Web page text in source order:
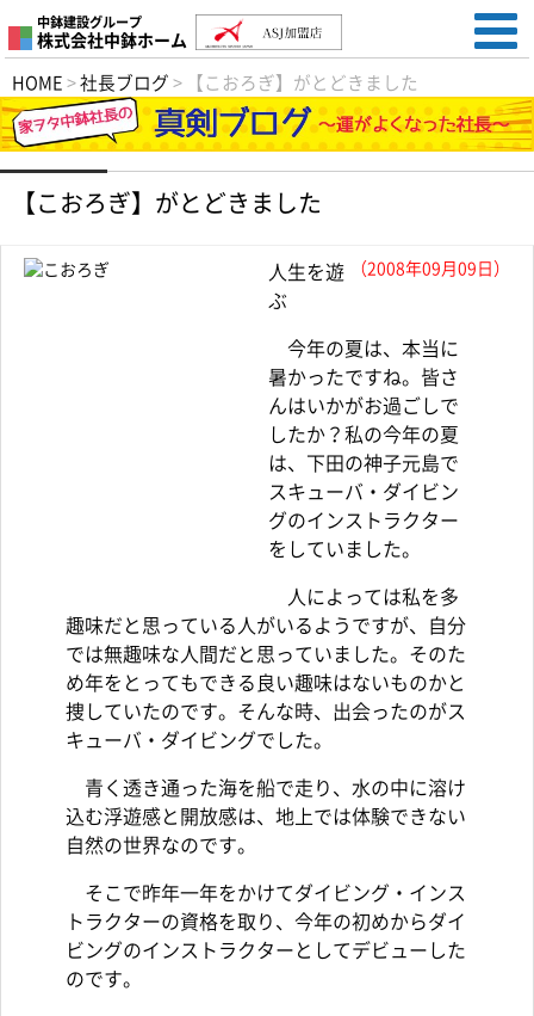
中鉢建設グループ
株式会社中鉢ホーム
HOME > 社長ブログ > 【こおろぎ】がとどきました
【こおろぎ】がとどきました
（2008年09月09日）
人生を遊
ぶ
今年の夏は、本当に
暑かったですね。皆さ
んはいかがお過ごしで
したか？私の今年の夏
は、下田の神子元島で
スキューバ・ダイビン
グのインストラクター
をしていました。
人によっては私を多
趣味だと思っている人がいるようですが、自分
では無趣味な人間だと思っていました。そのた
め年をとってもできる良い趣味はないものかと
捜していたのです。そんな時、出会ったのがス
キューバ・ダイビングでした。
青く透き通った海を船で走り、水の中に溶け
込む浮遊感と開放感は、地上では体験できない
自然の世界なのです。
そこで昨年一年をかけてダイビング・インス
トラクターの資格を取り、今年の初めからダイ
ビングのインストラクターとしてデビューした
のです。